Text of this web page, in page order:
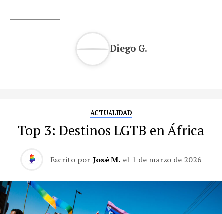
Diego G.
ACTUALIDAD
Top 3: Destinos LGTB en África
Escrito por José M. el 1 de marzo de 2026